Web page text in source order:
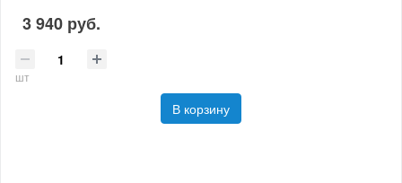
3 940 руб.
шт
В корзину